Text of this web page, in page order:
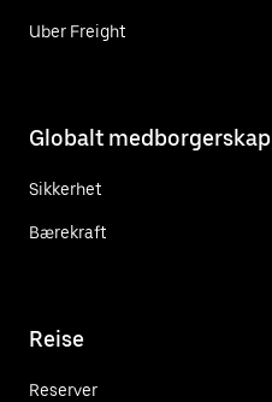
Uber Freight
Globalt medborgerskap
Sikkerhet
Bærekraft
Reise
Reserver